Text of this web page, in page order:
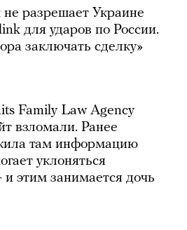
разрешает Украине
для ударов по России.
заключать сделку»
Family Law Agency
взломали. Ранее
там информацию
уклоняться
этим занимается дочь